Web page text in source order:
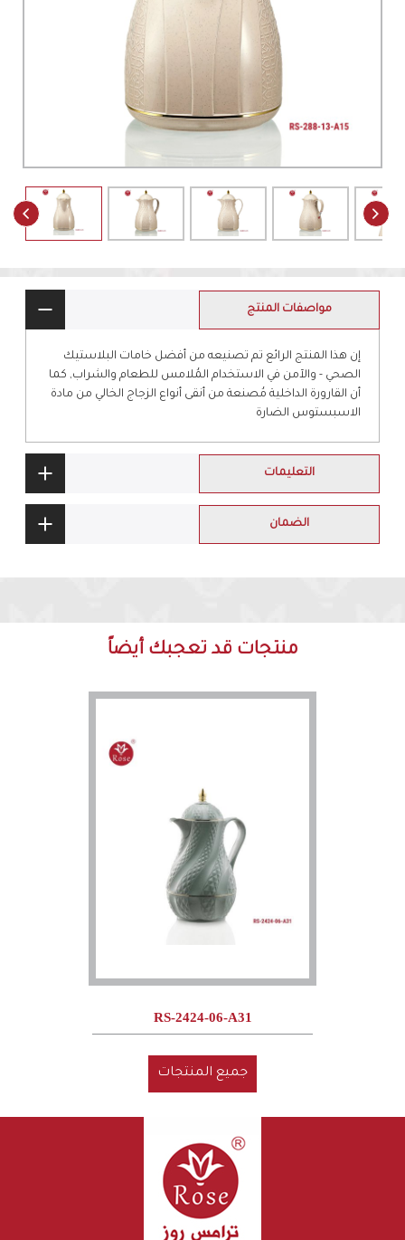
مواصفات المنتج
إن هذا المنتج الرائع تم تصنيعه من أفضل خامات البلاستيك
الصحي - والآمن في الاستخدام المُلامس للطعام والشراب, كما
أن القارورة الداخلية مُصنعة من أنقى أنواع الزجاج الخالي من مادة
الاسبستوس الضارة
التعليمات
الضمان
منتجات قد تعجبك أيضاً
RS-2424-06-A31
جميع المنتجات